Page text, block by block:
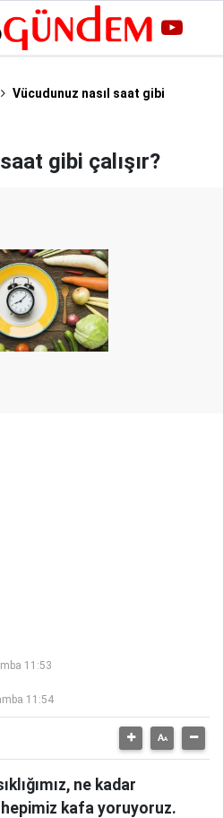
Vücudunuz nasıl saat gibi
gibi çalışır?
11:53
11:54
ne kadar
kafa yoruyoruz.